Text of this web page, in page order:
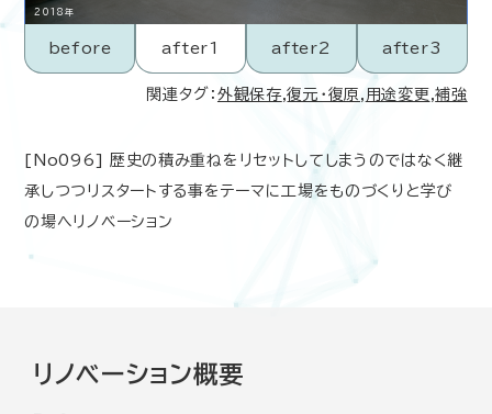
2018年
before after1 after2 after3
関連タグ： 外観保存,復元･復原 , 用途変更 ,補強
[No096] 歴史の積み重ねをリセットしてしまうのではなく継
承しつつリスタートする事をテーマに工場をものづくりと学び
の場へリノベーション
リノベーション概要